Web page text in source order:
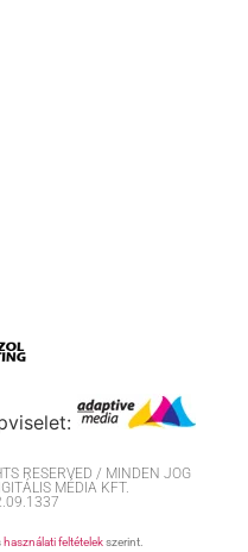
RESERVED / MINDEN JOG
MÉDIA KFT.
használati feltételekszerint.